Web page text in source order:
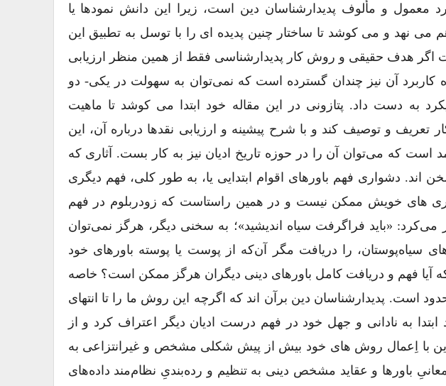
معمول و مألوف پدیدارشناسان دین است، زیرا این دانش نمودها یا
می ‌نهد و می ‌کوشد تا ساختار چنین پدیده ‌ای را با توسل به تطبیق این
اگر هدف حقیقی و روش کار پدیدارشناسی فقط از همین منظر ارزیابی
آن نیز چندان گسترده است که نمی‌توان به ‌سهولت در یکی- دو
به دست داد. پتازونی در این مقاله خود ابتدا می ‌کوشد تا ماهیت
تعریف و توصیف کند و با شرح پیشینه و ارزیابی نقدها درباره آن، این
که می‌توان آن را در حوزه تاریخ ادیان نیز به کار بست. آثاری که
‌اند. دشواری فهم باورهای اقوام ابتدایی یا، به طور کلی، فهم دیگری
‌های خویش ممکن نیست و در همین راستاست که زودربلوم در فهم
می‌کرد: «باید فراگرفت سیاه اندیشید»؛ به سخنی دیگر، هرگز نمی‌توان
سیاه‌پوستان، را دریافت مگر آن‌که از پوست یا پوسته باورهای خود
آیا فهم و دریافت کامل باورهای دینی دیگران هرگز ممکن است؟ خاصه
است. پدیدارشناسان دین برآن ‌اند که اگرچه این روش ما را تا انتهای
به نادانی و جهل خود در فهم درست ادیان دیگر اعتراف کرد و از
با اِعمال روش ‌های خود بیش از پیش شکلی مشخص و غیرانتزاعی به
باورها و عقاید مشخص دینی به تنظیم و رده‌بندیِ نظام‌مند داده‌های